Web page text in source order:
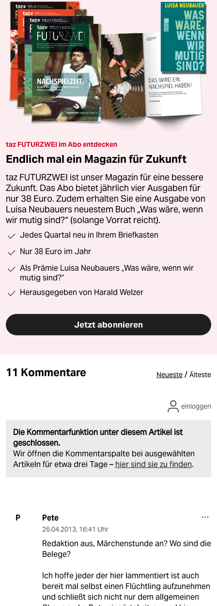
taz FUTURZWEI im Abo entdecken
Endlich mal ein Magazin für Zukunft
taz FUTURZWEI ist unser Magazin für eine bessere
Zukunft. Das Abo bietet jährlich vier Ausgaben für
nur 38 Euro. Zudem erhalten Sie eine Ausgabe von
Luisa Neubauers neuestem Buch „Was wäre, wenn
wir mutig sind?“ (solange Vorrat reicht).
Jedes Quartal neu in Ihrem Briefkasten
Nur 38 Euro im Jahr
Als Prämie Luisa Neubauers „Was wäre, wenn wir
mutig sind?“
Herausgegeben von Harald Welzer
Jetzt abonnieren
11 Kommentare Neueste / Älteste
Die Kommentarfunktion unter diesem Artikel ist
geschlossen.
Wir öffnen die Kommentarspalte bei ausgewählten
Artikeln für etwa drei Tage – hier sind sie zu finden.
einloggen
P Pete
26.04.2013, 16:41 Uhr
Redaktion aus, Märchenstunde an? Wo sind die
Belege?
Ich hoffe jeder der hier lammentiert ist auch
bereit mal selbst einen Flüchtling aufzunehmen
und schließt sich nicht nur dem allgemeinen